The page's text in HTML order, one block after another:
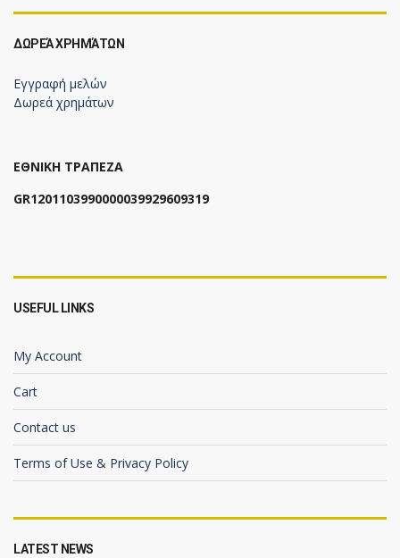
ΔΩΡΕΆ ΧΡΗΜΆΤΩΝ
Εγγραφή μελών
Δωρεά χρημάτων
ΕΘΝΙΚΗ ΤΡΑΠΕΖΑ
GR1201103990000039929609319
USEFUL LINKS
My Account
Cart
Contact us
Terms of Use & Privacy Policy
LATEST NEWS